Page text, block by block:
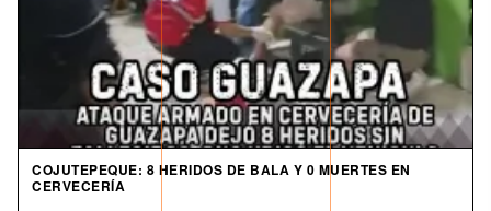
COJUTEPEQUE: 8 HERIDOS DE BALA Y 0 MUERTES EN
CERVECERÍA